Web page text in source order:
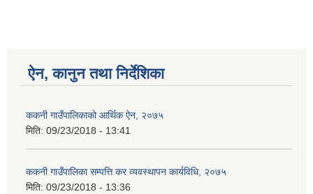
ऐन, कानुन तथा निर्देशिका
ककनी गाउँपालिकाको आर्थिक ऐन, २०७५
मिति: 09/23/2018 - 13:41
ककनी गाउँपालिका सम्पत्ति कर व्यवस्थापन कार्यविधि, २०७५
मिति: 09/23/2018 - 13:36